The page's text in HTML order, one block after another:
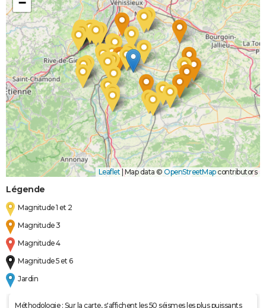
Inondations
et/ou
Coulées de
Boue
06/11/1982 10/11/1982 5 j Oui
Leaflet| Map data © OpenStreetMapcontributors
Légende
Magnitude 1 et 2
Magnitude 3
Magnitude 4
Magnitude 5 et 6
Jardin
Méthodologie : Sur la carte, s'affichent les 50 séismes les plus puissants